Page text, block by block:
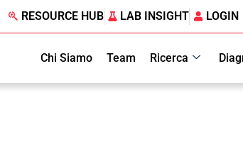
RESOURCE HUB LAB INSIGHT LOGIN
Chi Siamo Team Ricerca